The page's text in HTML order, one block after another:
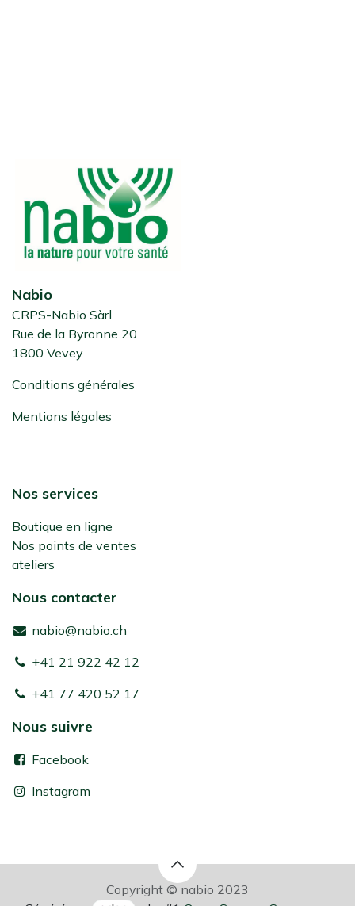
Nabio
CRPS-Nabio Sàrl
Rue de la Byronne 20
1800 Vevey
Conditions générales
Mentions légales
Nos services
Boutique en ligne
Nos points de ventes
ateliers
Nous contacter
nabio@nabio.ch
+41 21 922 42 12
+41 77 420 52 17
Nous suivre
Facebook
Instagram
Copyright © nabio 2023